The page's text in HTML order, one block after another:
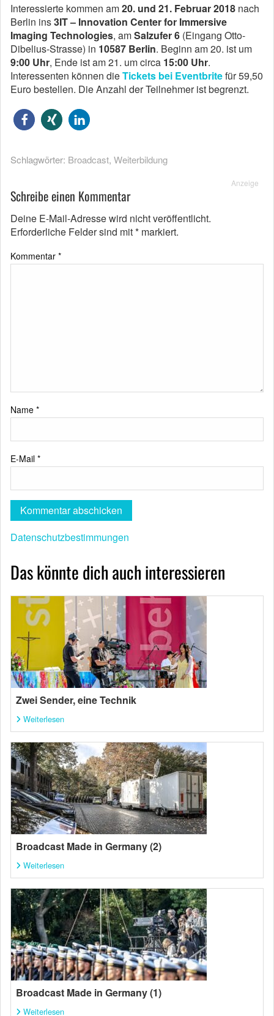
Interessierte kommen am20. und 21. Februar 2018 nach
Berlin ins3IT – Innovation Center for Immersive
Imaging Technologies, amSalzufer 6 (Eingang Otto-
Dibelius-Strasse) in 10587 Berlin. Beginn am 20. ist um
9:00 Uhr, Ende ist am 21. um circa 15:00 Uhr.
Interessenten können dieTickets bei Eventbritefür 59,50
Euro bestellen. Die Anzahl der Teilnehmer ist begrenzt.
Schlagwörter: Broadcast, Weiterbildung
Anzeige
Schreibe einen Kommentar
Deine E-Mail-Adresse wird nicht veröffentlicht.
Erforderliche Felder sind mit* markiert.
Kommentar *
Name *
E-Mail *
Datenschutzbestimmungen
Das könnte dich auch interessieren
Zwei Sender, eine Technik
Weiterlesen
Broadcast Made in Germany (2)
Weiterlesen
Broadcast Made in Germany (1)
Weiterlesen